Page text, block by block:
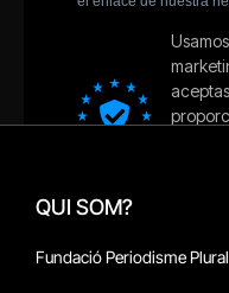
QUI SOM?
Fundació Periodisme Plural